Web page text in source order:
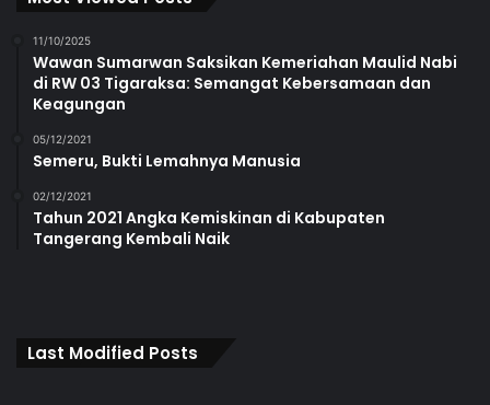
11/10/2025
Wawan Sumarwan Saksikan Kemeriahan Maulid Nabi
di RW 03 Tigaraksa: Semangat Kebersamaan dan
Keagungan
05/12/2021
Semeru, Bukti Lemahnya Manusia
02/12/2021
Tahun 2021 Angka Kemiskinan di Kabupaten
Tangerang Kembali Naik
Last Modified Posts